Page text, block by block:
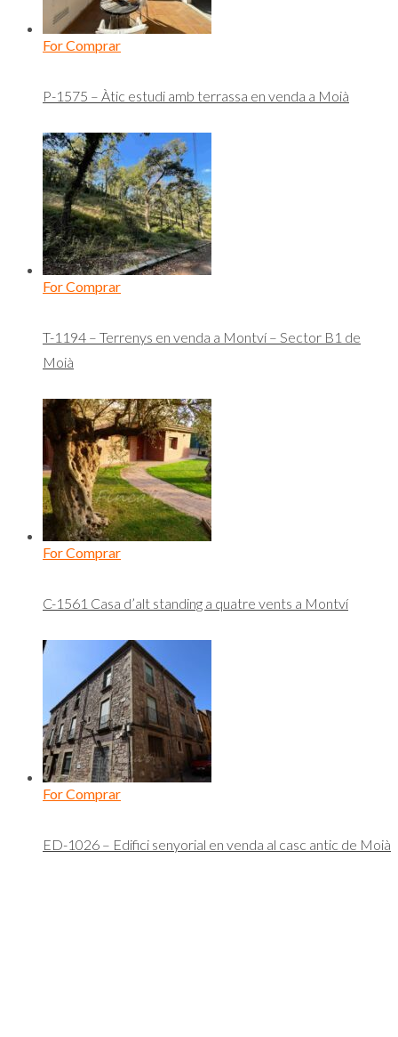
For Comprar
P-1575 – Àtic estudi amb terrassa en venda a Moià
For Comprar
T-1194 – Terrenys en venda a Montví – Sector B1 de
Moià
For Comprar
C-1561 Casa d’alt standing a quatre vents a Montví
For Comprar
ED-1026 – Edifici senyorial en venda al casc antic de Moià